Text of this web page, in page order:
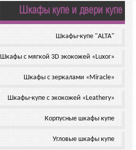
Шкафы купе и двери купе
Шкафы-купе "ALTA"
Шкафы с мягкой 3D экокожей «Luxor»
Шкафы с зеркалами «Miracle»
Шкафы-купе с экокожей «Leathery»
Корпусные шкафы купе
Угловые шкафы купе